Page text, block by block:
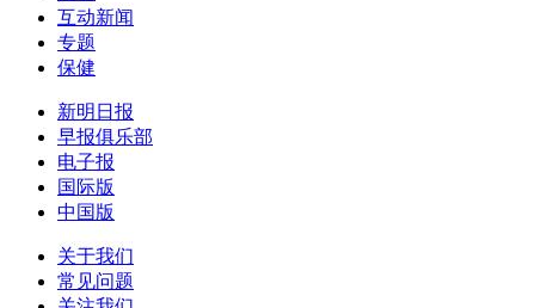
互动新闻
专题
保健
新明日报
早报俱乐部
电子报
国际版
中国版
关于我们
常见问题